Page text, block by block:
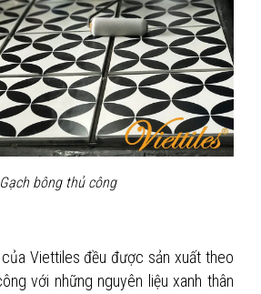
Gạch bông thủ công
Viettiles đều được sản xuất theo
với những nguyên liệu xanh thân